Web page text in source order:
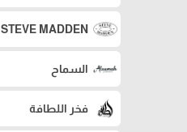
STEVE MADDEN
السماح
فخر اللطافة